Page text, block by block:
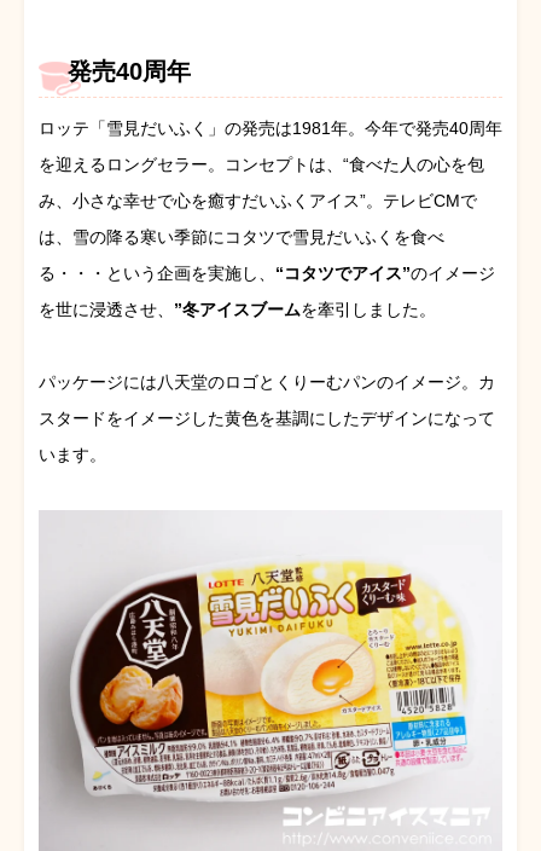
発売40周年
ロッテ「雪見だいふく」の発売は1981年。今年で発売40周年
を迎えるロングセラー。コンセプトは、“食べた人の心を包
み、小さな幸せで心を癒すだいふくアイス”。テレビCMで
は、雪の降る寒い季節にコタツで雪見だいふくを食べ
る・・・という企画を実施し、 “コタツでアイス”のイメージ
を世に浸透させ、 ”冬アイスブームを牽引しました。
パッケージには八天堂のロゴとくりーむパンのイメージ。カ
スタードをイメージした黄色を基調にしたデザインになって
います。